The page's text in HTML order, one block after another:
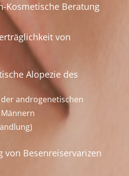
Kosmetische Beratung
von
Alopezie des
androgenetischen
von Besenreiservarizen